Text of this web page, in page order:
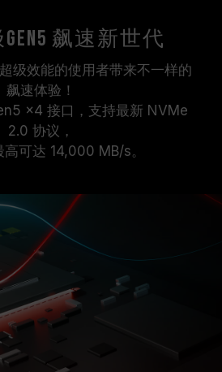
飙速新世代
级效能的使用者带来不一样的
飙速体验！
x4 接口，支持最新 NVMe
2.0 协议，
可达 14,000 MB/s。